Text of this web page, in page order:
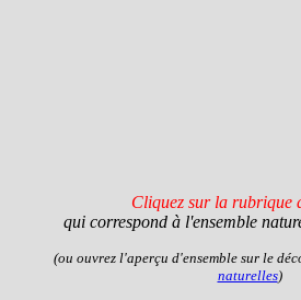
Cliquez sur la rubrique
qui correspond à l'ensemble
(ou ouvrez l'aperçu d'ensemble sur le
naturelles)